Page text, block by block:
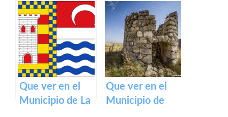
Ontígola en
Castilla La
Mancha
Rielves en
Castilla La
Mancha
Que ver en el
Municipio de La
Que ver en el
Municipio de